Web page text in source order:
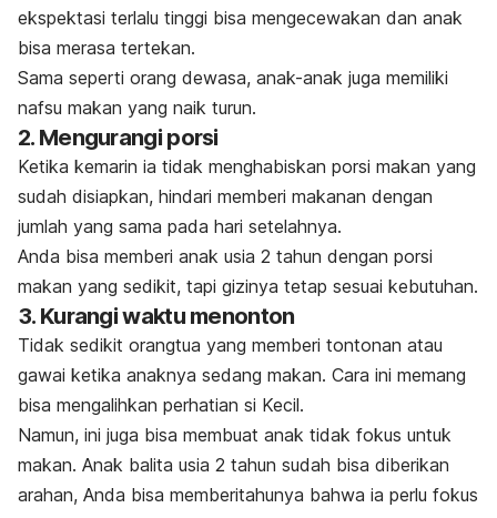
ekspektasi terlalu tinggi bisa mengecewakan dan anak
bisa merasa tertekan.
Sama seperti orang dewasa, anak-anak juga memiliki
nafsu makan yang naik turun.
2. Mengurangi porsi
Ketika kemarin ia tidak menghabiskan porsi makan yang
sudah disiapkan, hindari memberi makanan dengan
jumlah yang sama pada hari setelahnya.
Anda bisa memberi anak usia 2 tahun dengan porsi
makan yang sedikit, tapi gizinya tetap sesuai kebutuhan.
3. Kurangi waktu menonton
Tidak sedikit orangtua yang memberi tontonan atau
gawai ketika anaknya sedang makan. Cara ini memang
bisa mengalihkan perhatian si Kecil.
Namun, ini juga bisa membuat anak tidak fokus untuk
makan. Anak balita usia 2 tahun sudah bisa diberikan
arahan, Anda bisa memberitahunya bahwa ia perlu fokus